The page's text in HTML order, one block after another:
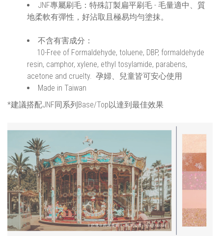
JNF專屬刷毛：特殊訂製扁平刷毛 - 毛量適中、質
地柔軟有彈性，好沾取且極易均勻塗抹。
不含有害成分：
10-Free of Formaldehyde, toluene, DBP, formaldehyde
resin, camphor, xylene, ethyl tosylamide, parabens,
acetone and cruelty. 孕婦、兒童皆可安心使用
Made in Taiwan
*建議搭配JNF同系列Base/Top以達到最佳效果